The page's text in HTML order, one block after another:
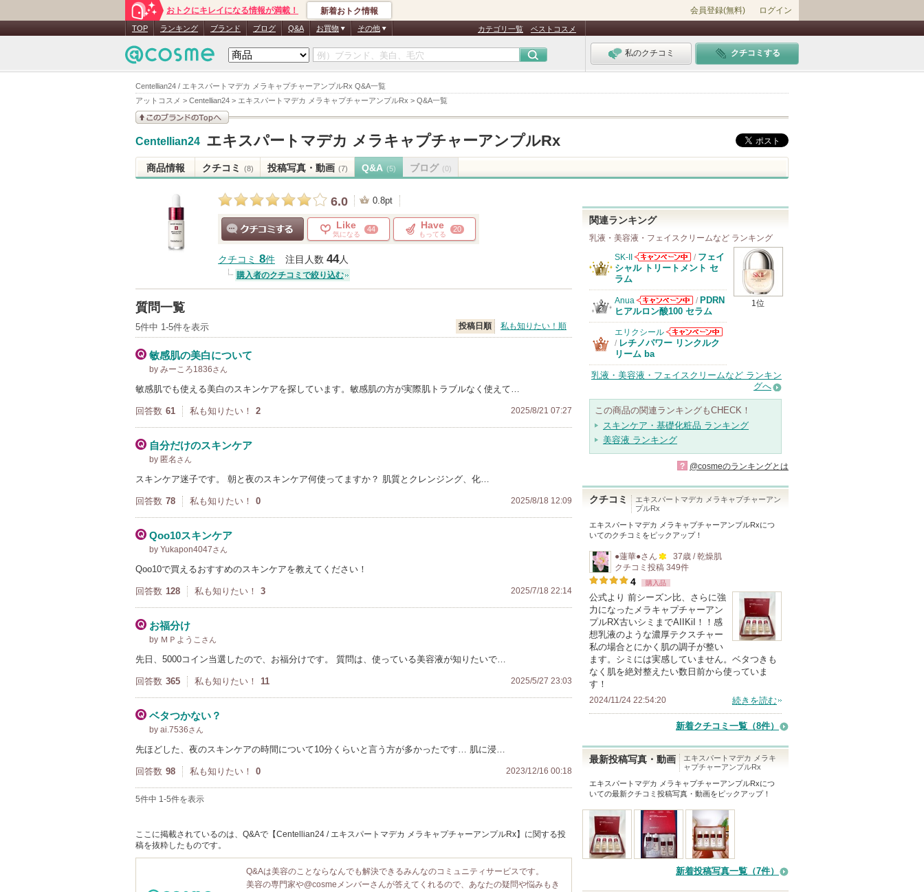
Centellian24 / エキスパートマデカ メラキャプチャーアンプルRx Q&A一覧
アットコスメ > Centellian24 > エキスパートマデカ メラキャプチャーアンプルRx > Q&A一覧
おトクにキレイになる情報が満載！ 新着おトク情報 会員登録(無料) ログイン
TOP ランキング ブランド ブログ Q&A お買物 その他 カテゴリ一覧 ベストコスメ
私のクチコミ クチコミする
Centellian24 エキスパートマデカ メラキャプチャーアンプルRx
商品情報 クチコミ (8) 投稿写真・動画 (7) Q&A (5) ブログ (0)
6.0 0.8pt
Like
気になる
44 Have
もってる
20
クチコミ 8件 注目人数 44人
購入者のクチコミで絞り込む
質問一覧
5件中 1-5件を表示 投稿日順 私も知りたい！順
敏感肌の美白について
by みーころ1836さん
敏感肌でも使える美白のスキンケアを探しています。敏感肌の方が実際肌トラブルなく使えて…
回答数 61 私も知りたい！ 2 2025/8/21 07:27
自分だけのスキンケア
by 匿名 さん
スキンケア迷子です。 朝と夜のスキンケア何使ってますか？ 肌質とクレンジング、化…
回答数 78 私も知りたい！ 0 2025/8/18 12:09
Qoo10スキンケア
by Yukapon4047さん
Qoo10で買えるおすすめのスキンケアを教えてください！
回答数 128 私も知りたい！ 3 2025/7/18 22:14
お福分け
by ＭＰようこ さん
先日、5000コイン当選したので、お福分けです。 質問は、使っている美容液が知りたいで…
回答数 365 私も知りたい！ 11 2025/5/27 23:03
ベタつかない？
by ai.7536さん
先ほどした、夜のスキンケアの時間について10分くらいと言う方が多かったです… 肌に浸…
回答数 98 私も知りたい！ 0 2023/12/16 00:18
5件中 1-5件を表示
ここに掲載されているのは、Q&Aで【Centellian24 / エキスパートマデカ メラキャプチャーアンプルRx】に関する投
稿を抜粋したものです。
Q&Aは美容のことならなんでも解決できるみんなのコミュニティサービスです。
美容の専門家や@cosmeメンバーさんが答えてくれるので、あなたの疑問や悩みもき
関連ランキング
乳液・美容液・フェイスクリームなど ランキング
1位
SK-II
SK-IIからのお
/ フェイ
シャル トリートメント セ
ラム
Anua
Anuaからのお
知らせがありま
す
/ PDRN
ヒアルロン酸100 セラム
エリクシール
エリクシールか
/ レチノパワー リンクルク
リーム ba
乳液・美容液・フェイスクリームなど ランキン
グへ
この商品の関連ランキングもCHECK！
スキンケア・基礎化粧品 ランキング
美容液 ランキング
? @cosmeのランキングとは
クチコミ
エキスパートマデカ メラキャプチャーアン
プルRx
エキスパートマデカ メラキャプチャーアンプルRxにつ
いてのクチコミをピックアップ！
●蓮華●さん
100
人
以
上
の
メ
ン
ー
に
気
に
入
り
登
録
さ
37歳 / 乾燥肌
クチコミ投稿 349件
4 購入品
公式より 前シーズン比、さらに強
力になったメラキャプチャーアン
プルRX古いシミまでAIIKiI！！感
想乳液のような濃厚テクスチャー
私の場合とにかく肌の調子が整い
ます。シミには実感していません。ベタつきも
なく肌を絶対整えたい数日前から使っていま
す！
2024/11/24 22:54:20 続きを読む
新着クチコミ一覧 （8件）
最新投稿写真・動画
エキスパートマデカ メラキ
ャプチャーアンプルRx
エキスパートマデカ メラキャプチャーアンプルRxにつ
いての最新クチコミ投稿写真・動画をピックアップ！
新着投稿写真一覧（7件）